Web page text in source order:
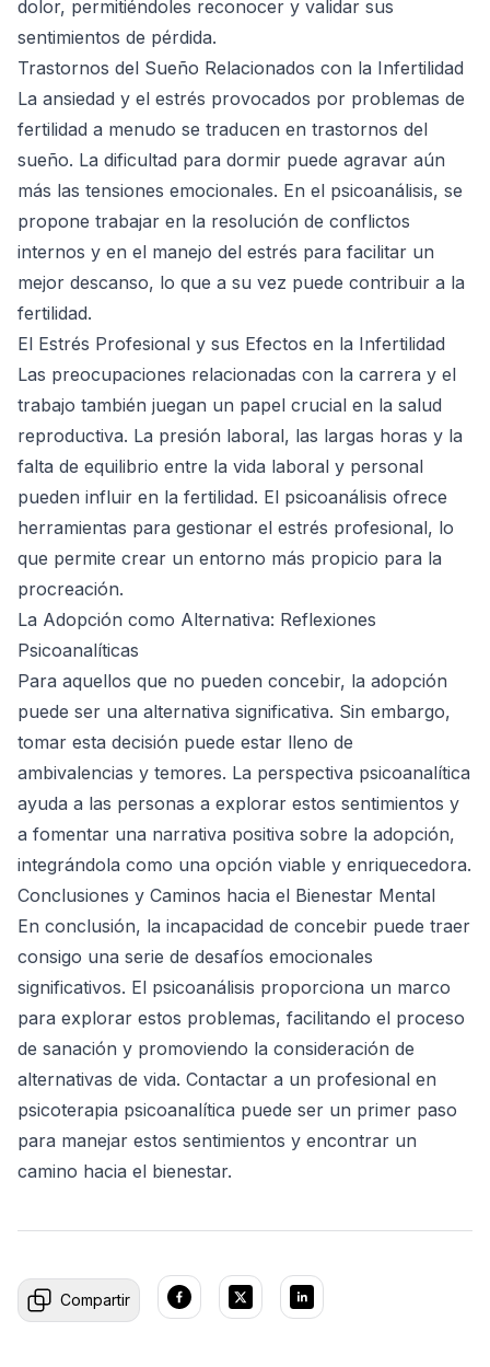
dolor, permitiéndoles reconocer y validar sus
sentimientos de pérdida.
Trastornos del Sueño Relacionados con la Infertilidad
La ansiedad y el estrés provocados por problemas de
fertilidad a menudo se traducen en trastornos del
sueño. La dificultad para dormir puede agravar aún
más las tensiones emocionales. En el psicoanálisis, se
propone trabajar en la resolución de conflictos
internos y en el manejo del estrés para facilitar un
mejor descanso, lo que a su vez puede contribuir a la
fertilidad.
El Estrés Profesional y sus Efectos en la Infertilidad
Las preocupaciones relacionadas con la carrera y el
trabajo también juegan un papel crucial en la salud
reproductiva. La presión laboral, las largas horas y la
falta de equilibrio entre la vida laboral y personal
pueden influir en la fertilidad. El psicoanálisis ofrece
herramientas para gestionar el estrés profesional, lo
que permite crear un entorno más propicio para la
procreación.
La Adopción como Alternativa: Reflexiones
Psicoanalíticas
Para aquellos que no pueden concebir, la adopción
puede ser una alternativa significativa. Sin embargo,
tomar esta decisión puede estar lleno de
ambivalencias y temores. La perspectiva psicoanalítica
ayuda a las personas a explorar estos sentimientos y
a fomentar una narrativa positiva sobre la adopción,
integrándola como una opción viable y enriquecedora.
Conclusiones y Caminos hacia el Bienestar Mental
En conclusión, la incapacidad de concebir puede traer
consigo una serie de desafíos emocionales
significativos. El psicoanálisis proporciona un marco
para explorar estos problemas, facilitando el proceso
de sanación y promoviendo la consideración de
alternativas de vida. Contactar a un profesional en
psicoterapia psicoanalítica puede ser un primer paso
para manejar estos sentimientos y encontrar un
camino hacia el bienestar.
Compartir